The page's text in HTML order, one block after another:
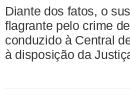
Diante dos fatos, o
flagrante pelo crime
conduzido à Central
à disposição da